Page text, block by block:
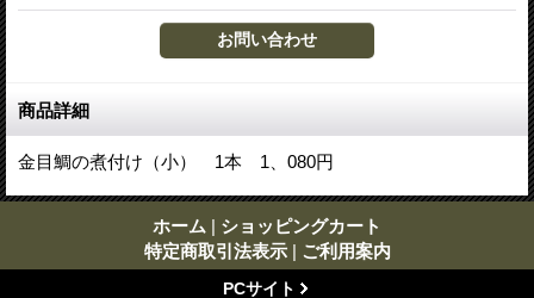
商品詳細
金目鯛の煮付け（小） 1本 1、080円
ホーム | ショッピングカート
特定商取引法表示 | ご利用案内
PCサイト